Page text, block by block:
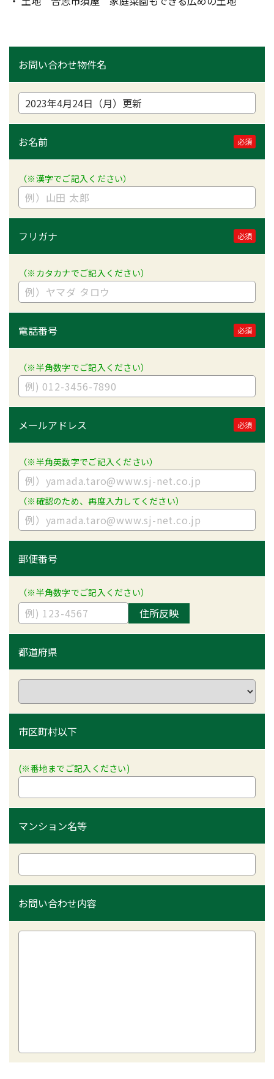
お問い合わせ物件名
お名前 必須
（※漢字でご記入ください）
フリガナ 必須
（※カタカナでご記入ください）
電話番号 必須
（※半角数字でご記入ください）
メールアドレス 必須
（※半角英数字でご記入ください）
（※確認のため、再度入力してください）
郵便番号
（※半角数字でご記入ください）
住所反映
都道府県
市区町村以下
(※番地までご記入ください)
マンション名等
お問い合わせ内容